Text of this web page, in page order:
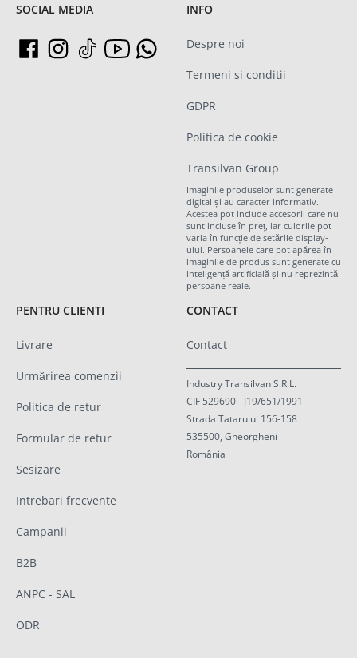
SOCIAL MEDIA INFO
Despre noi
Termeni si conditii
GDPR
Politica de cookie
Transilvan Group
Imaginile produselor sunt generate
digital și au caracter informativ.
Acestea pot include accesorii care nu
sunt incluse în preț, iar culorile pot
varia în funcție de setările display-
ului. Persoanele care pot apărea în
imaginile de produs sunt generate cu
inteligență artificială și nu reprezintă
persoane reale.
PENTRU CLIENTI
Livrare
Urmărirea comenzii
Politica de retur
Formular de retur
Sesizare
Intrebari frecvente
Campanii
B2B
ANPC - SAL
ODR
CONTACT
Contact
Industry Transilvan S.R.L.
CIF 529690 - J19/651/1991
Strada Tatarului 156-158
535500, Gheorgheni
România